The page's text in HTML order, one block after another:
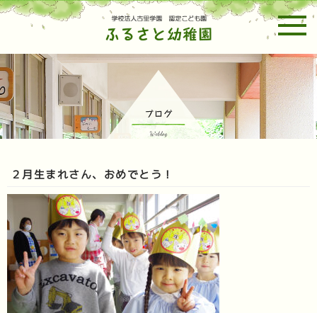
ホーム 幼稚園紹介 園の一日・預かり保育
年間行事予定 未就園児親子教室
ブログ お問い合わせ
２月生まれさん、おめでとう！